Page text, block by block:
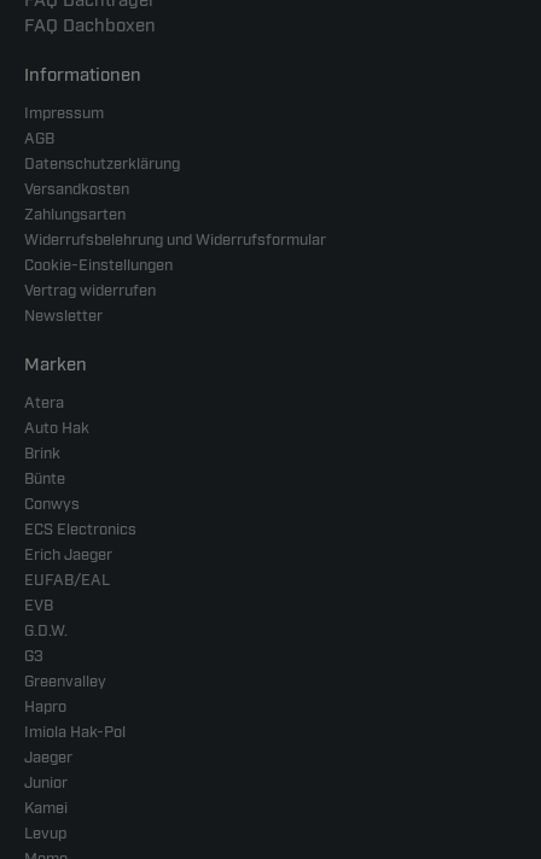
FAQ Dachboxen
Informationen
Impressum
AGB
Datenschutzerklärung
Versandkosten
Zahlungsarten
Widerrufsbelehrung und Widerrufsformular
Cookie-Einstellungen
Vertrag widerrufen
Newsletter
Marken
Atera
Auto Hak
Brink
Bünte
Conwys
ECS Electronics
Erich Jaeger
EUFAB/EAL
EVB
G.D.W.
G3
Greenvalley
Hapro
Imiola Hak-Pol
Jaeger
Junior
Kamei
Levup